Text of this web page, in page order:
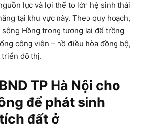
lực và lợi thế to lớn hệ sinh thái
tại khu vực này. Theo quy hoạch,
Hồng trong tương lai để trồng
công viên – hồ điều hòa đồng bộ,
triển đô thị.
TP Hà Nội cho
để phát sinh
đất ở